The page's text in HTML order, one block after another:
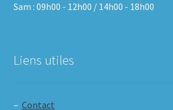
Sam : 09h00 - 12h00 / 14h00 - 18h00
Liens utiles
– Contact